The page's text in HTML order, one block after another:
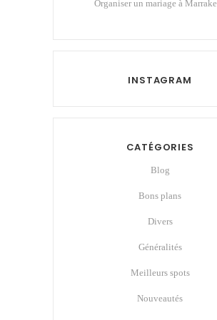
Organiser un mariage à
INSTAGRAM
CATÉGORIES
Blog
Bons plans
Divers
Généralités
Meilleurs spots
Nouveautés